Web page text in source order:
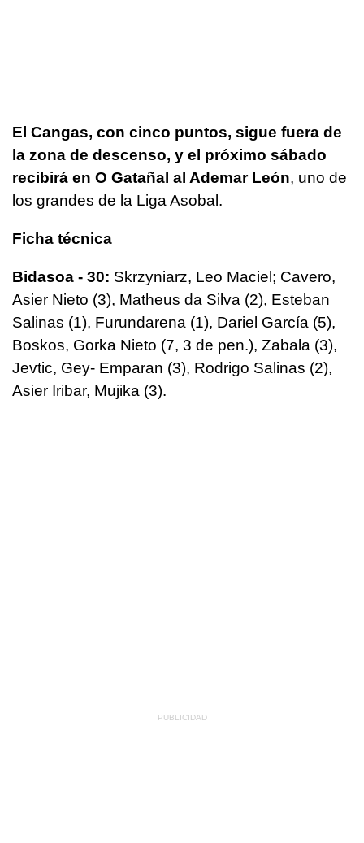
El Cangas, con cinco puntos, sigue fuera de
la zona de descenso, y el próximo sábado
recibirá en O Gatañal al Ademar León, uno de
los grandes de la Liga Asobal.
Ficha técnica
Bidasoa - 30: Skrzyniarz, Leo Maciel; Cavero,
Asier Nieto (3), Matheus da Silva (2), Esteban
Salinas (1), Furundarena (1), Dariel García (5),
Boskos, Gorka Nieto (7, 3 de pen.), Zabala (3),
Jevtic, Gey- Emparan (3), Rodrigo Salinas (2),
Asier Iribar, Mujika (3).